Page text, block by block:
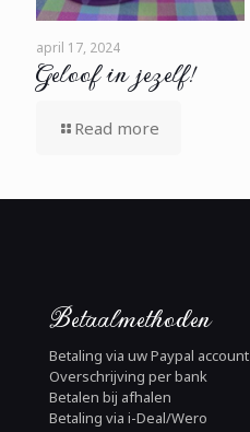
april 17, 2024
Geloof in jezelf!
Read more
Betaalmethoden
Betaling via uw Paypal account
Overschrijving per bank
Betalen bij afhalen
Betaling via i-Deal/Wero